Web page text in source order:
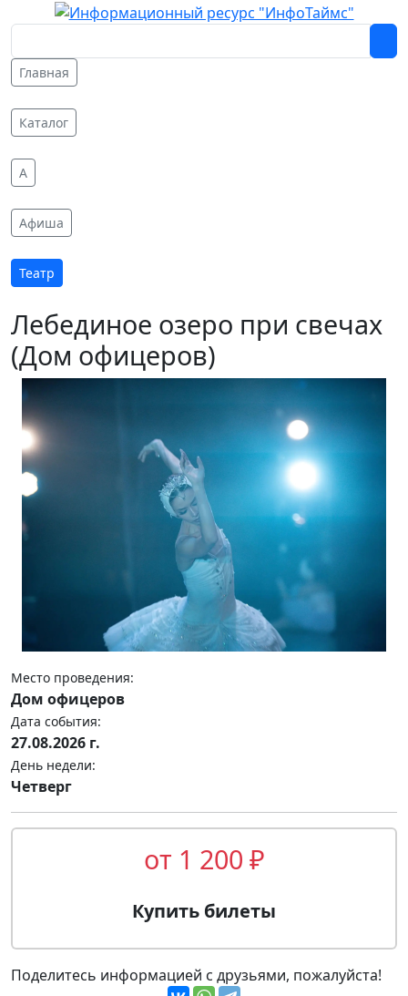
Главная
Каталог
A
Афиша
Театр
Лебединое озеро при свечах
(Дом офицеров)
Место проведения:
Дом офицеров
Дата события:
27.08.2026 г.
День недели:
Четверг
от 1 200 ₽
Купить билеты
Поделитесь информацией с друзьями, пожалуйста!